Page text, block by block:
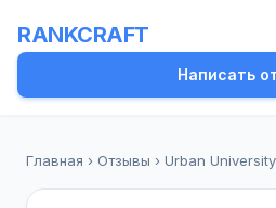
RANKCRAFT
Написать
Главная › Отзывы › Urban